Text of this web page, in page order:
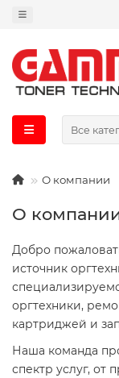
Все
О компании
О
Добро
источник
оргтехники,
картриджей и
Наша команда
спектр услуг, от